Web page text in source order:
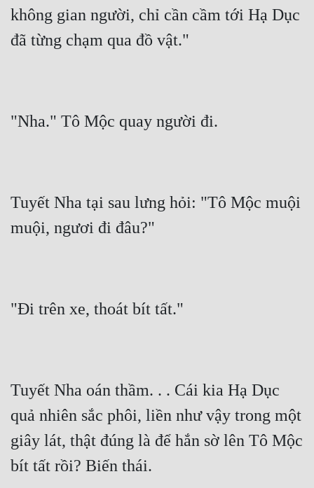
không gian người, chỉ cần cầm tới Hạ Dục
đã từng chạm qua đồ vật."
"Nha." Tô Mộc quay người đi.
Tuyết Nha tại sau lưng hỏi: "Tô Mộc muội
muội, ngươi đi đâu?"
"Đi trên xe, thoát bít tất."
Tuyết Nha oán thầm. . . Cái kia Hạ Dục
quả nhiên sắc phôi, liền như vậy trong một
giây lát, thật đúng là để hắn sờ lên Tô Mộc
bít tất rồi? Biến thái.